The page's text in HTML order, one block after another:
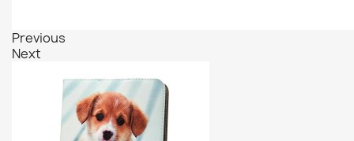
Previous
Next